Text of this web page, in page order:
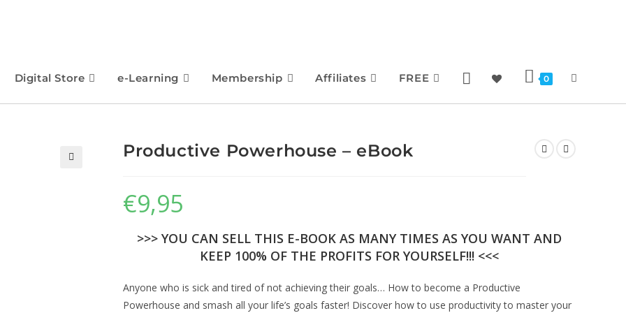
Digital Store e-Learning Membership Affiliates FREE 0
Productive Powerhouse – eBook
€9,95
>>> YOU CAN SELL THIS E-BOOK AS MANY TIMES AS YOU WANT AND
KEEP 100% OF THE PROFITS FOR YOURSELF!!! <<<
Anyone who is sick and tired of not achieving their goals… How to become a Productive
Powerhouse and smash all your life’s goals faster! Discover how to use productivity to master your